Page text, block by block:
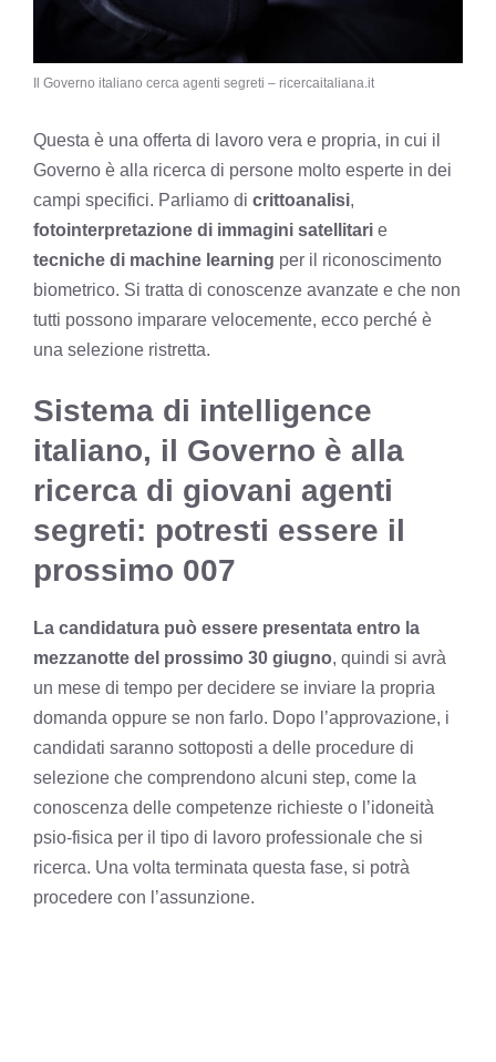
Il Governo italiano cerca agenti segreti – ricercaitaliana.it
Questa è una offerta di lavoro vera e propria, in cui il
Governo è alla ricerca di persone molto esperte in dei
campi specifici. Parliamo di crittoanalisi,
fotointerpretazione di immagini satellitari e
tecniche di machine learning per il riconoscimento
biometrico. Si tratta di conoscenze avanzate e che non
tutti possono imparare velocemente, ecco perché è
una selezione ristretta.
Sistema di intelligence
italiano, il Governo è alla
ricerca di giovani agenti
segreti: potresti essere il
prossimo 007
La candidatura può essere presentata entro la
mezzanotte del prossimo 30 giugno, quindi si avrà
un mese di tempo per decidere se inviare la propria
domanda oppure se non farlo. Dopo l’approvazione, i
candidati saranno sottoposti a delle procedure di
selezione che comprendono alcuni step, come la
conoscenza delle competenze richieste o l’idoneità
psio-fisica per il tipo di lavoro professionale che si
ricerca. Una volta terminata questa fase, si potrà
procedere con l’assunzione.